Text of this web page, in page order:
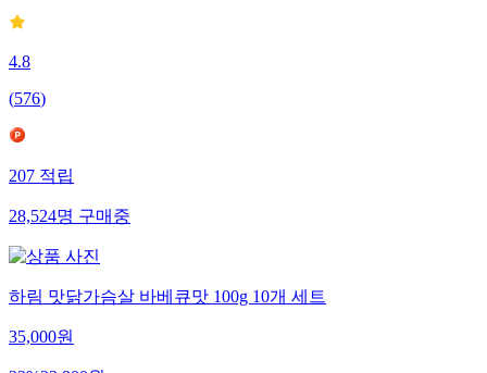
4.8
(576)
207적립
28,524명구매중
하림 맛닭가슴살 바베큐맛 100g 10개 세트
35,000원